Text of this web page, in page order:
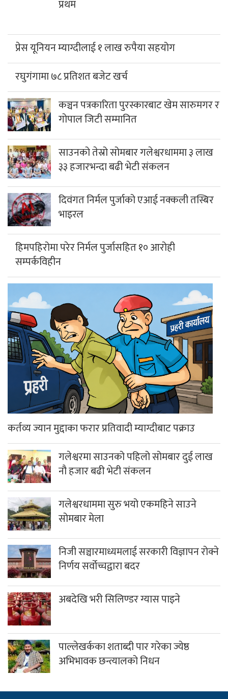
रघुगंगामा ७८ प्रतिशत बजेट खर्च
कञ्चन पत्रकारिता पुरस्कारबाट खेम सारुमगर र
गोपाल जिटी सम्मानित
साउनको तेस्रो सोमबार गलेश्वरधाममा ३ लाख
३३ हजारभन्दा बढी भेटी संकलन
दिवंगत निर्मल पुर्जाको एआई नक्कली तस्बिर
भाइरल
हिमपहिरोमा परेर निर्मल पुर्जासहित १० आरोही
सम्पर्कविहीन
कर्तव्य ज्यान मुद्दाका फरार प्रतिवादी म्याग्दीबाट पक्राउ
गलेश्वरमा साउनको पहिलो सोमबार दुई लाख
नौ हजार बढी भेटी संकलन
गलेश्वरधाममा सुरु भयो एकमहिने साउने
सोमबार मेला
निजी सञ्चारमाध्यमलाई सरकारी विज्ञापन रोक्ने
निर्णय सर्वोच्चद्वारा बदर
अबदेखि भरी सिलिण्डर ग्यास पाइने
अभिभावक छन्त्यालको निधन
हाम्राे बारेमा